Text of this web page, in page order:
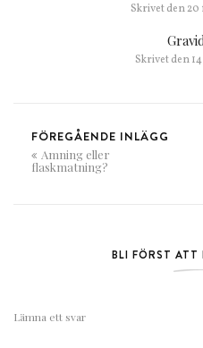
Skrivet den20
Skrivet den
FÖREGÅENDE INLÄGG
Amning eller
flaskmatning?
BLI FÖRST ATT
Lämna ett svar